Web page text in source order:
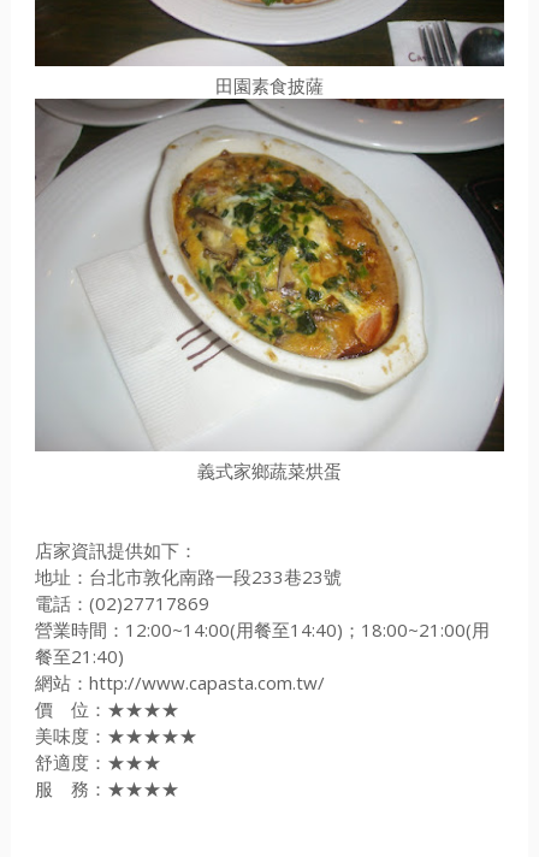
田園素食披薩
義式家鄉蔬菜烘蛋
店家資訊提供如下：
地址：台北市敦化南路一段233巷23號
電話：(02)27717869
營業時間：12:00~14:00(用餐至14:40)；18:00~21:00(用
餐至21:40)
網站：http://www.capasta.com.tw/
價 位：★★★★
美味度：★★★★★
舒適度：★★★
服 務：★★★★